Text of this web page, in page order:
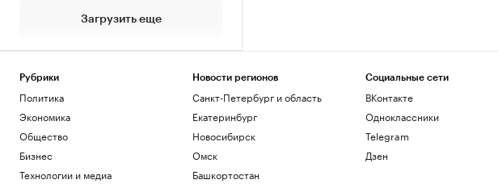
Загрузить еще
Рубрики
Политика
Экономика
Общество
Бизнес
Технологии и медиа
Новости регионов
Санкт-Петербург и область
Екатеринбург
Новосибирск
Омск
Башкортостан
Социальные сети
ВКонтакте
Одноклассники
Telegram
Дзен